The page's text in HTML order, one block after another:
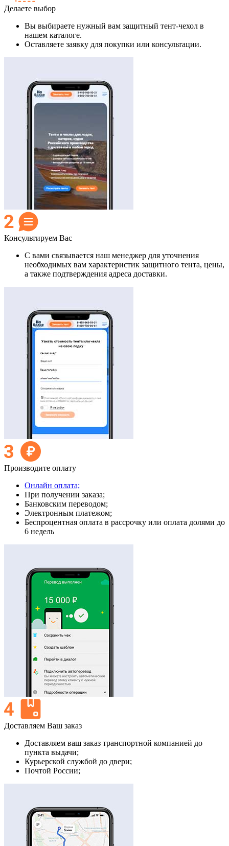
Делаете выбор
Вы выбираете нужный вам защитный тент-чехол в
нашем каталоге.
Оставляете заявку для покупки или консультации.
Консультируем Вас
С вами связывается наш менеджер для уточнения
необходимых вам характеристик защитного тента, цены,
а также подтверждения адреса доставки.
Производите оплату
Онлайн оплата;
При получении заказа;
Банковским переводом;
Электронным платежом;
Беспроцентная оплата в рассрочку или оплата долями до
6 недель
Доставляем Ваш заказ
Доставляем ваш заказ транспортной компанией до
пункта выдачи;
Курьерской службой до двери;
Почтой России;